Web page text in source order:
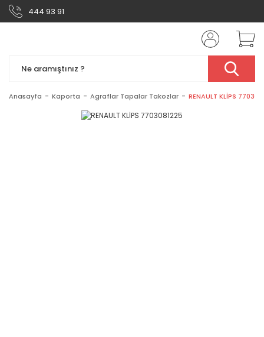
444 93 91
Anasayfa Kaporta Agraflar Tapalar Takozlar RENAULT KLİPS